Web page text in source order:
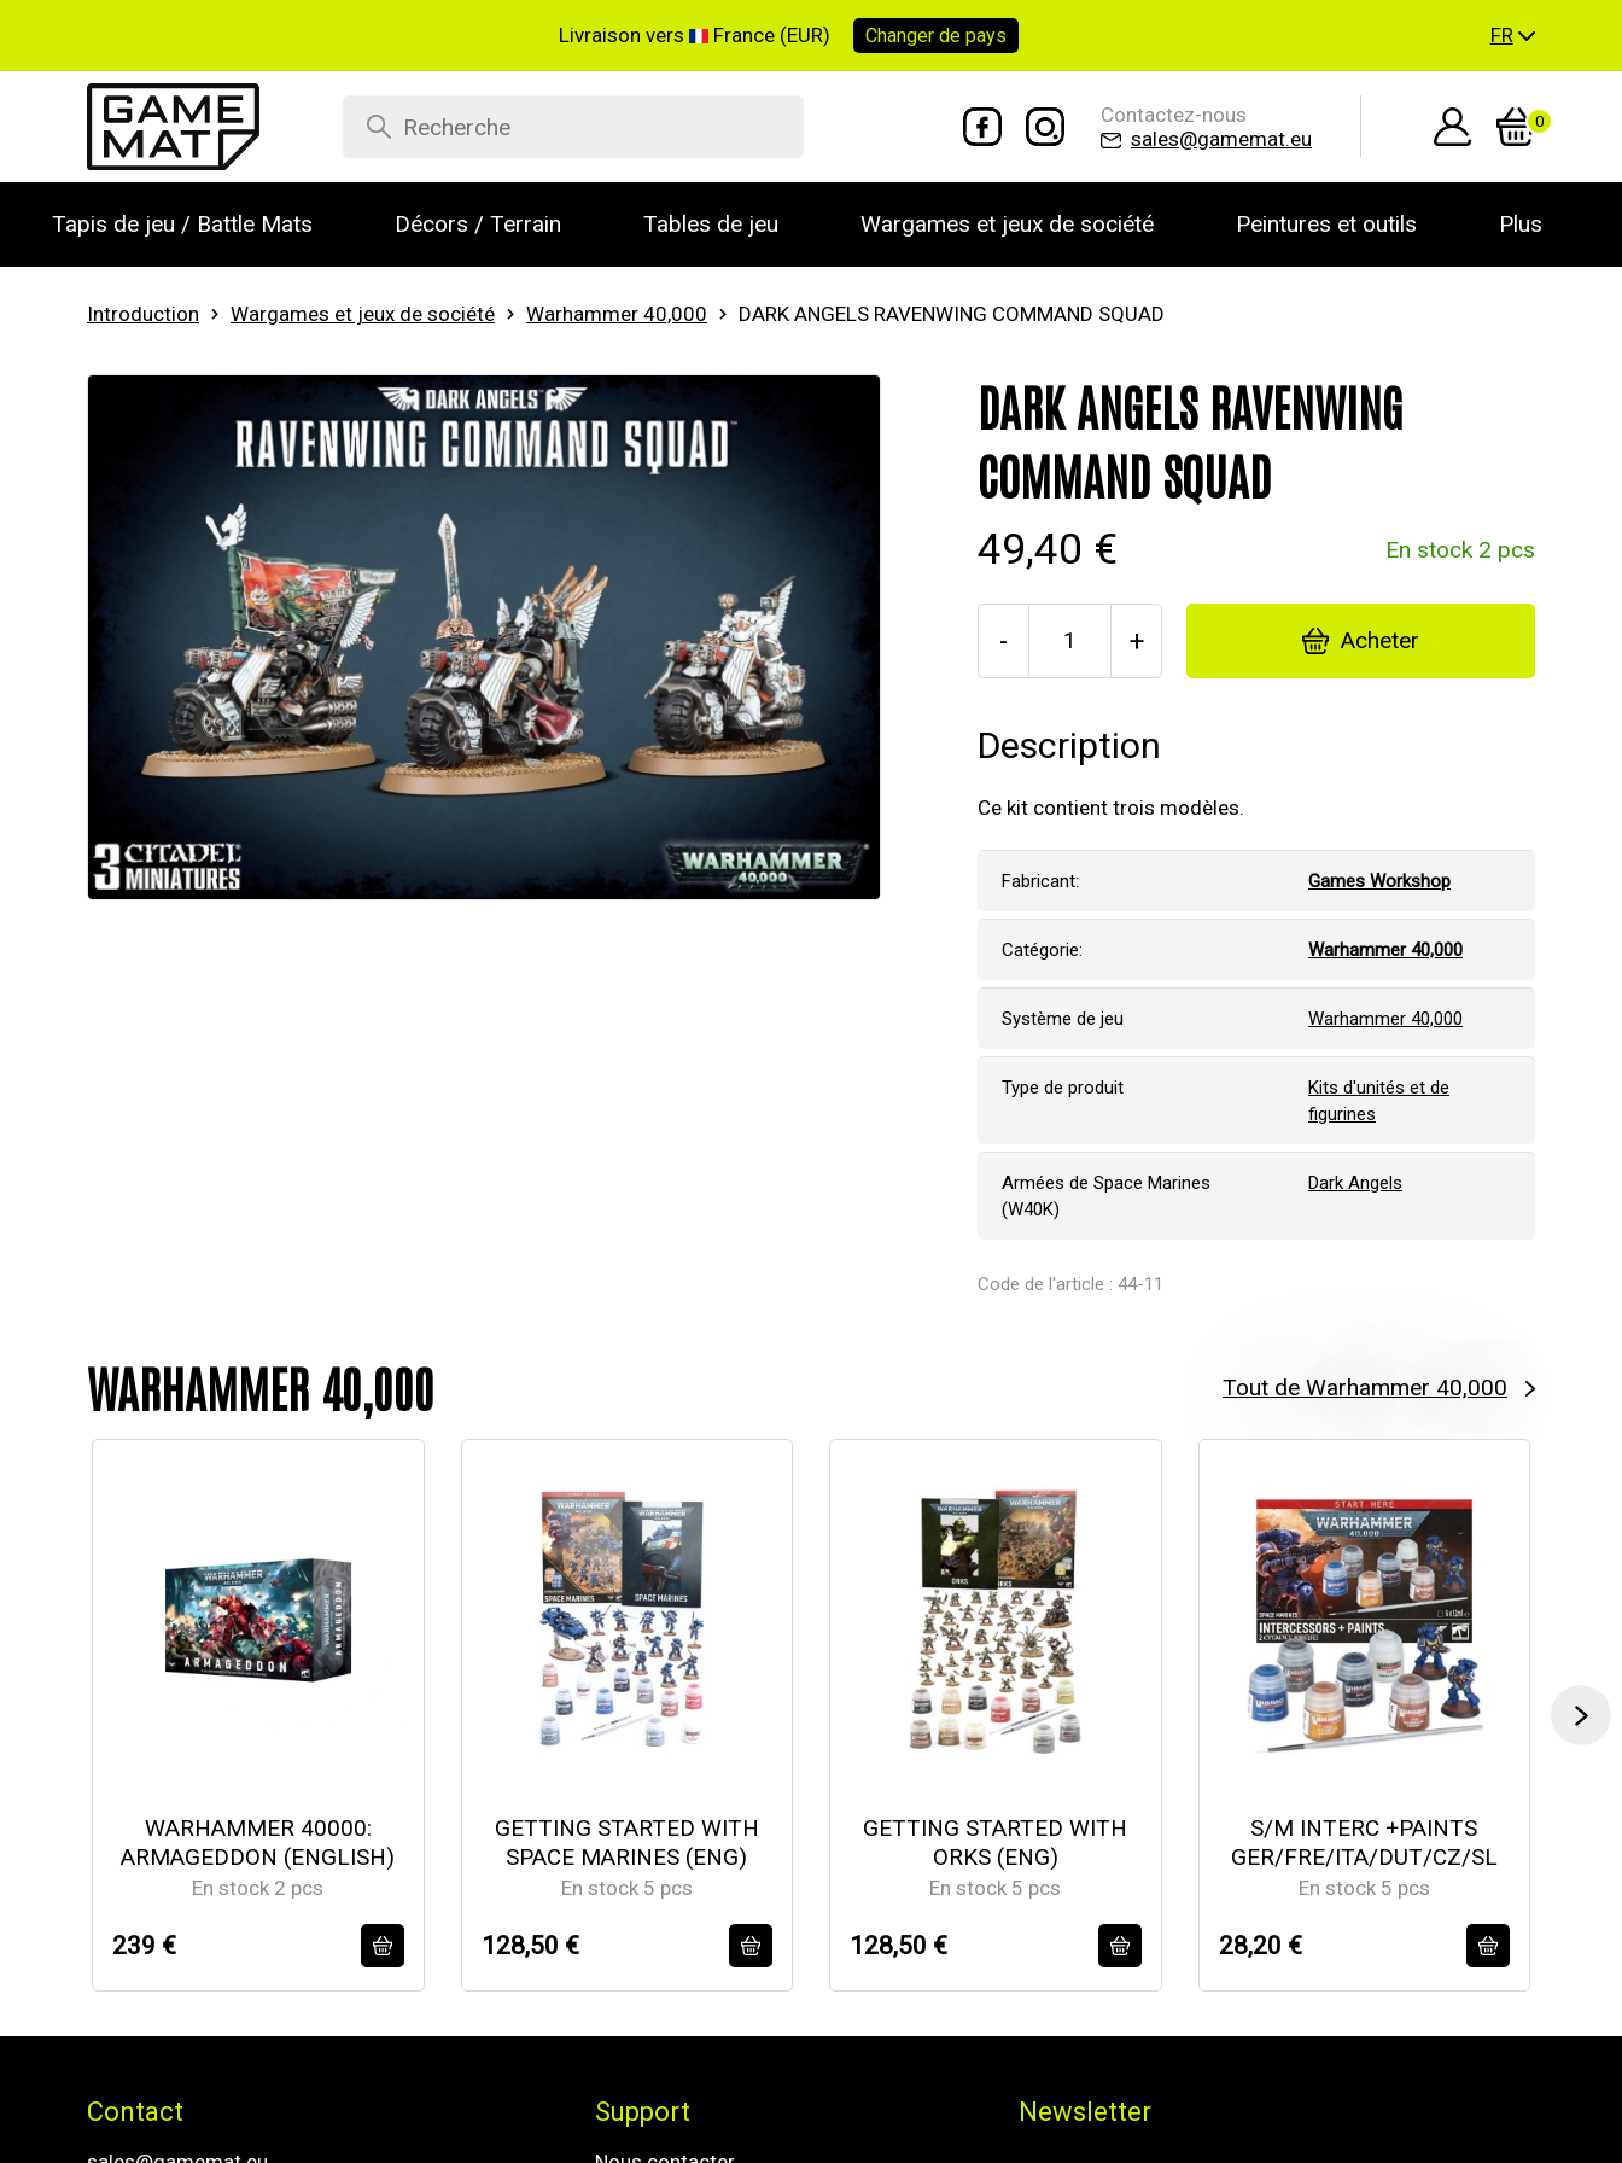
Livraison vers France (EUR) Changer de pays FR
Contactez-nous
sales@gamemat.eu
0
Tapis de jeu / Battle Mats Décors / Terrain Tables de jeu Wargames et jeux de société Peintures et outils Plus
Introduction Wargames et jeux de société Warhammer 40,000 DARK ANGELS RAVENWING COMMAND SQUAD
DARK ANGELS RAVENWING
COMMAND SQUAD
49,40 € En stock 2 pcs
- + Acheter
Description
Ce kit contient trois modèles.
Fabricant: Games Workshop
Catégorie: Warhammer 40,000
Système de jeu Warhammer 40,000
Type de produit
Kits d'unités et de
figurines
Armées de Space Marines
(W40K)
Dark Angels
Code de l'article : 44-11
WARHAMMER 40,000 Tout de Warhammer 40,000
WARHAMMER 40000:
ARMAGEDDON (ENGLISH)
En stock 2 pcs
239 €
GETTING STARTED WITH
SPACE MARINES (ENG)
En stock 5 pcs
128,50 €
GETTING STARTED WITH
ORKS (ENG)
En stock 5 pcs
128,50 €
S/M INTERC +PAINTS
GER/FRE/ITA/DUT/CZ/SL
En stock 5 pcs
28,20 €
Contact Support Newsletter